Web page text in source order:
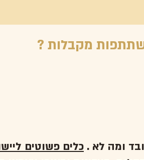
מקבלות
ומה לא . כלים פשוטים